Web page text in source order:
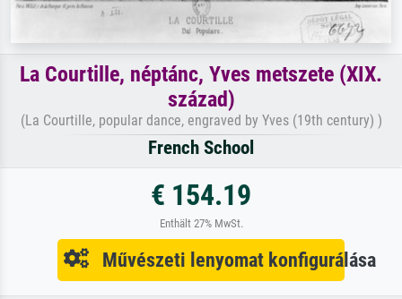
La Courtille, néptánc, Yves metszete (XIX.
század)
(La Courtille, popular dance, engraved by Yves (19th century) )
French School
€ 154.19
Enthält 27% MwSt.
Művészeti lenyomat konfigurálása